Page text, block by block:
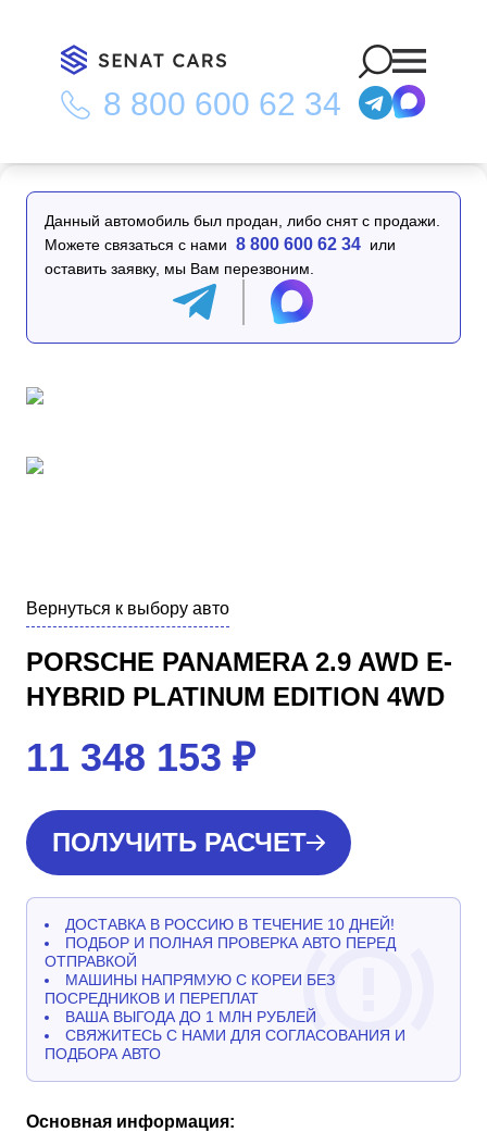
8 800 600 62 34
Главная Каталог/Porsche Panamera 2.9 AWD E-Hybrid
Platinum Edition 4WD
Данный автомобиль был продан, либо снят с продажи.
Можете связаться с нами 8 800 600 62 34 или
оставить заявку, мы Вам перезвоним.
Вернуться к выбору авто
PORSCHE PANAMERA 2.9 AWD E-
HYBRID PLATINUM EDITION 4WD
11 348 153 ₽
ПОЛУЧИТЬ РАСЧЕТ
ДОСТАВКА В РОССИЮ В ТЕЧЕНИЕ 10 ДНЕЙ!
ПОДБОР И ПОЛНАЯ ПРОВЕРКА АВТО ПЕРЕД
ОТПРАВКОЙ
МАШИНЫ НАПРЯМУЮ С КОРЕИ БЕЗ
ПОСРЕДНИКОВ И ПЕРЕПЛАТ
ВАША ВЫГОДА ДО 1 МЛН РУБЛЕЙ
СВЯЖИТЕСЬ С НАМИ ДЛЯ СОГЛАСОВАНИЯ И
ПОДБОРА АВТО
Основная информация: